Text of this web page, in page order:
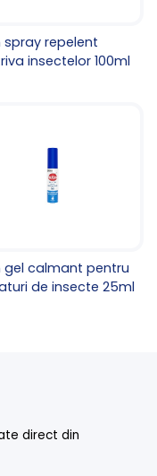
spray repelent
insectelor 100ml
gel calmant pentru
de insecte 25ml
direct din